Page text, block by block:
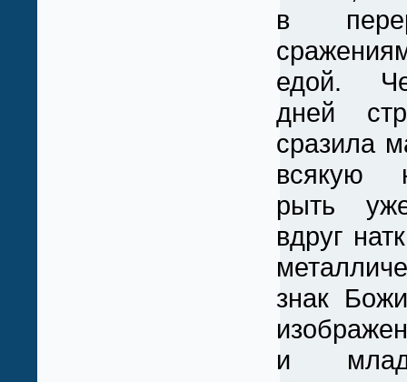
в
едой.
дней
сразила
всякую
рыть
вдруг
знак
и